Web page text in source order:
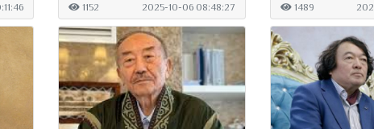
1152 2025-10-06 08:48:27 1489